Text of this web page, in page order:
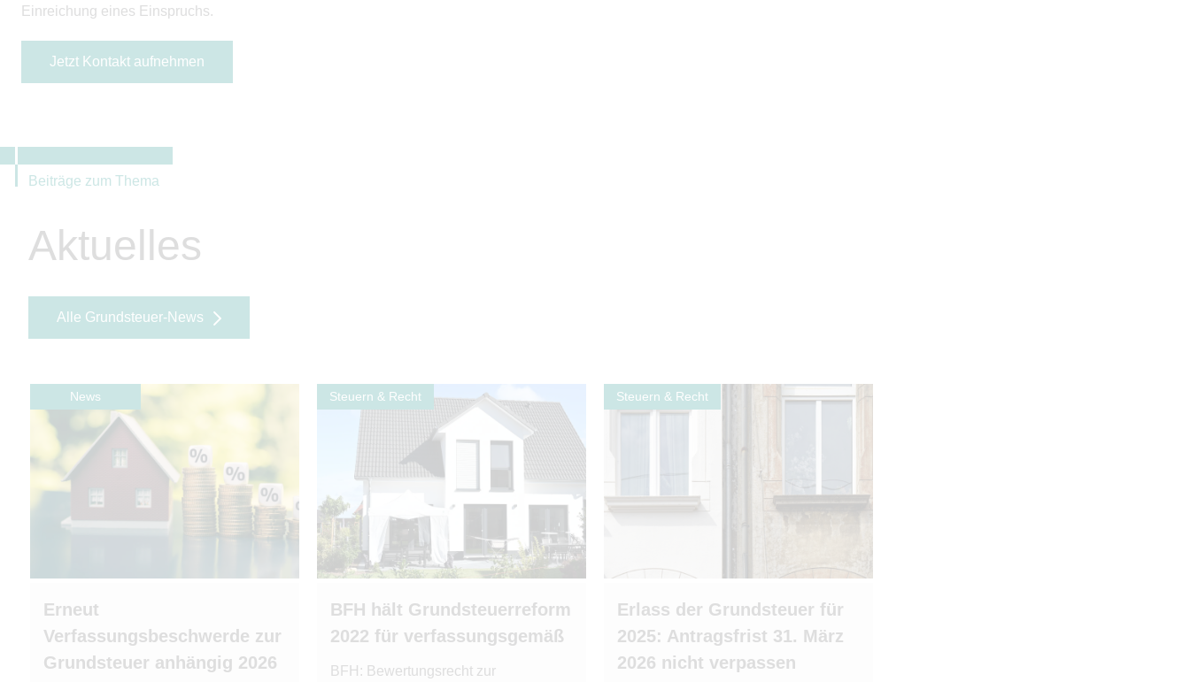
Einreichung eines Einspruchs.
Jetzt Kontakt aufnehmen
Beiträge zum Thema
Aktuelles
Alle Grundsteuer-News
News
Erneut
Verfassungsbeschwerde zur
Grundsteuer anhängig 2026
Steuern & Recht
BFH hält Grundsteuerreform
2022 für verfassungsgemäß
BFH: Bewertungsrecht zur
Steuern & Recht
Erlass der Grundsteuer für
2025: Antragsfrist 31. März
2026 nicht verpassen